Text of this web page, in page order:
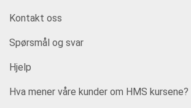
Kontakt oss
Spørsmål og svar
Hjelp
Hva mener våre kunder om HMS kursene?